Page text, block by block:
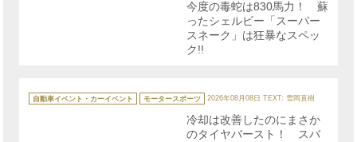
今度の毒蛇は830馬力！ 蘇
ったシェルビー「スーパー
スネーク」は狂暴なスペッ
ク!!
テ
ゴ
自動車イベント・カーイベント モータースポーツ 2026年08月08日 TEXT: 雪岡直樹
冷却は改善したのにまさか
のタイヤバースト！ スバ